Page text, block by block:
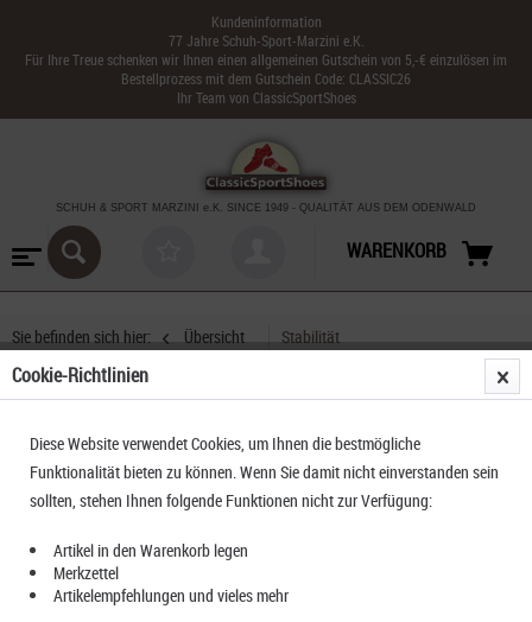
Kundeninformation
77 Jahre Schuh-Sport-Marzini e.K.
Für Ihre Treue schenken wir Ihnen einen allgemeinen Gutschein von 5,-€ einzulösen im
Bestellprozess mit dem Gutschein Code: CLASSIC26
Ihr Team von ClassicSportShoes
SCHUH & SPORT MARZINI e.K. SINCE 1949 - QUALITÄT AUS DEM ODENWALD
WARENKORB
Sie befinden sich hier: Übersicht Stabilität
Asics GT-2000 14
Cookie-Richtlinien
Diese Website verwendet Cookies, um Ihnen die bestmögliche
Funktionalität bieten zu können. Wenn Sie damit nicht einverstanden sein
sollten, stehen Ihnen folgende Funktionen nicht zur Verfügung:
Artikel in den Warenkorb legen
Merkzettel
Artikelempfehlungen und vieles mehr